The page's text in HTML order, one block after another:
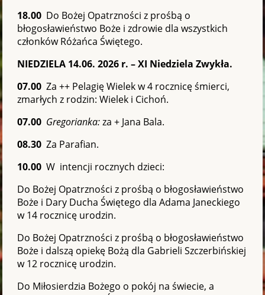
18.00 Do Bożej Opatrzności z prośbą o
błogosławieństwo Boże i zdrowie dla wszystkich
członków Różańca Świętego.
NIEDZIELA 14.06. 2026 r. – XI Niedziela Zwykła.
07.00 Za ++ Pelagię Wielek w 4 rocznicę śmierci,
zmarłych z rodzin: Wielek i Cichoń.
07.00 Gregorianka:za + Jana Bala.
08.30 Za Parafian.
10.00 W intencji rocznych dzieci:
Do Bożej Opatrzności z prośbą o błogosławieństwo
Boże i Dary Ducha Świętego dla Adama Janeckiego
w 14 rocznicę urodzin.
Do Bożej Opatrzności z prośbą o błogosławieństwo
Boże i dalszą opiekę Bożą dla Gabrieli Szczerbińskiej
w 12 rocznicę urodzin.
Do Miłosierdzia Bożego o pokój na świecie, a